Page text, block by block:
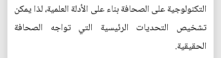
التكنولوجية على الصحافة بناء على الأدلة العلمية، لذا يمكن
تشخيص التحديات الرئيسية التي تواجه الصحافة
الحقيقية.